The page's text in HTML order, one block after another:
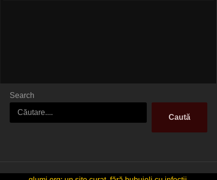
Search
Caută